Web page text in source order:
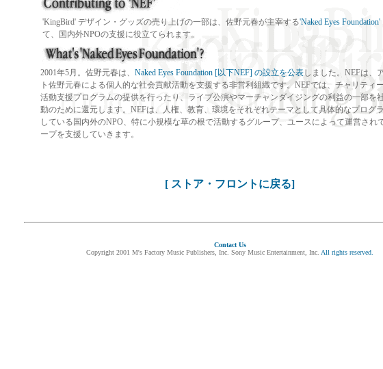
'KingBird' デザイン・グッズの売り上げの一部は、佐野元春が主宰する'Naked Eyes Foundation'
て、国内外NPOの支援に役立てられます。
2001年5月。佐野元春は、 Naked Eyes Foundation [以下NEF] の設立を公表しました。NEFは、
ト佐野元春による個人的な社会貢献活動を支援する非営利組織です。NEFでは、チャリティ
活動支援プログラムの提供を行ったり、ライブ公演やマーチャンダイジングの利益の一部を
動のために還元します。NEFは、人権、教育、環境をそれぞれテーマとして具体的なプログ
している国内外のNPO、特に小規模な草の根で活動するグループ、ユースによって運営され
ープを支援していきます。
[ ストア・フロントに戻る]
Contact Us
Copyright 2001 M's Factory Music Publishers, Inc. Sony Music Entertainment, Inc. All rights reserved.